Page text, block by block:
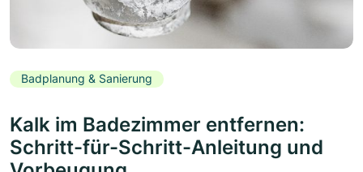
Badplanung & Sanierung
Kalk im Badezimmer entfernen:
Schritt-für-Schritt-Anleitung und